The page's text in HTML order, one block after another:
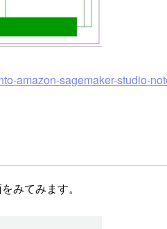
amazon-sagemaker-studio-
みてみます。